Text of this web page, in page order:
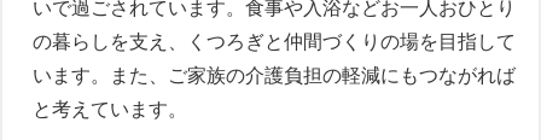
いで過ごされています。食事や入浴などお一人おひとり
の暮らしを支え、くつろぎと仲間づくりの場を目指して
います。また、ご家族の介護負担の軽減にもつながれば
と考えています。